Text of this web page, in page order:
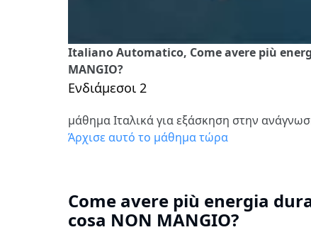
Italiano Automatico, Come avere più
MANGIO?
Ενδιάμεσοι 2
μάθημα Ιταλικά για εξάσκηση στην
Άρχισε αυτό το μάθημα τώρα
Come avere più energia
cosa NON MANGIO?